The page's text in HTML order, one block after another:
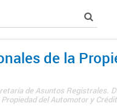
de la
de Asuntos Registrales.
del Automotor y